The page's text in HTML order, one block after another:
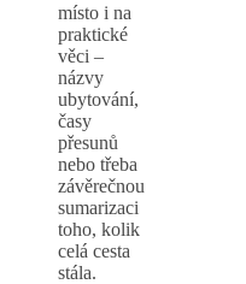
místo i na
praktické
věci –
názvy
ubytování,
časy
přesunů
nebo třeba
závěrečnou
sumarizaci
toho, kolik
celá cesta
stála.